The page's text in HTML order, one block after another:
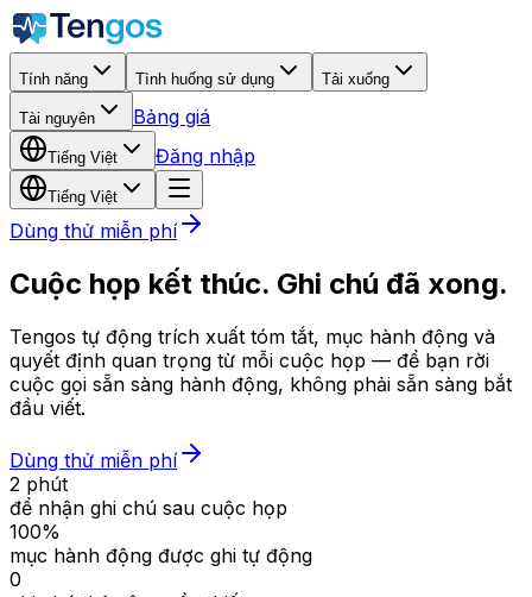
Tính năng Tình huống sử dụng Tải xuống
Tài nguyên Bảng giá
Tiếng Việt Đăng nhập
Tiếng Việt
Dùng thử miễn phí
Cuộc họp kết thúc. Ghi chú đã xong.
Tengos tự động trích xuất tóm tắt, mục hành động và
quyết định quan trọng từ mỗi cuộc họp — để bạn rời
cuộc gọi sẵn sàng hành động, không phải sẵn sàng bắt
đầu viết.
Dùng thử miễn phí
2 phút
để nhận ghi chú sau cuộc họp
100%
mục hành động được ghi tự động
0